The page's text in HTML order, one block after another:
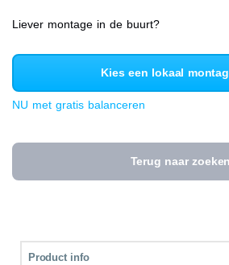
Liever montage in de buurt?
Kies een lokaal
NU met gratis balanceren
Terug naar zoeken
Product info